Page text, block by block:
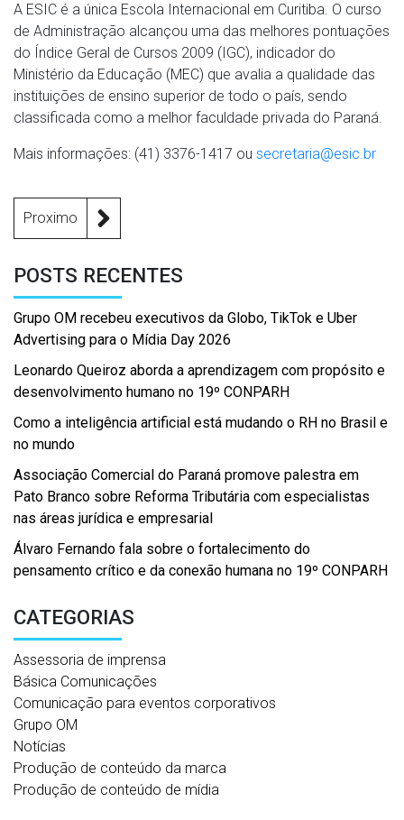
A ESIC é a única Escola Internacional em Curitiba. O curso
de Administração alcançou uma das melhores pontuações
do Índice Geral de Cursos 2009 (IGC), indicador do
Ministério da Educação (MEC) que avalia a qualidade das
instituições de ensino superior de todo o país, sendo
classificada como a melhor faculdade privada do Paraná.
Mais informações: (41) 3376-1417 ou secretaria@esic.br
Proximo
POSTS RECENTES
Grupo OM recebeu executivos da Globo, TikTok e Uber
Advertising para o Mídia Day 2026
Leonardo Queiroz aborda a aprendizagem com propósito e
desenvolvimento humano no 19º CONPARH
Como a inteligência artificial está mudando o RH no Brasil e
no mundo
Associação Comercial do Paraná promove palestra em
Pato Branco sobre Reforma Tributária com especialistas
nas áreas jurídica e empresarial
Álvaro Fernando fala sobre o fortalecimento do
pensamento crítico e da conexão humana no 19º CONPARH
CATEGORIAS
Assessoria de imprensa
Básica Comunicações
Comunicação para eventos corporativos
Grupo OM
Notícias
Produção de conteúdo da marca
Produção de conteúdo de mídia